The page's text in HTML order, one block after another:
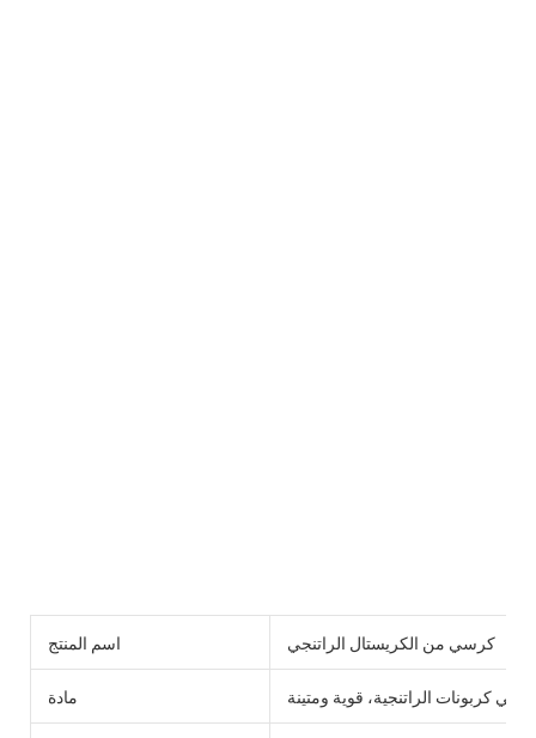
اسم المنتج كرسي من الكريستال الراتنجي
مادة كربونات الراتنجية، قوية ومتينة